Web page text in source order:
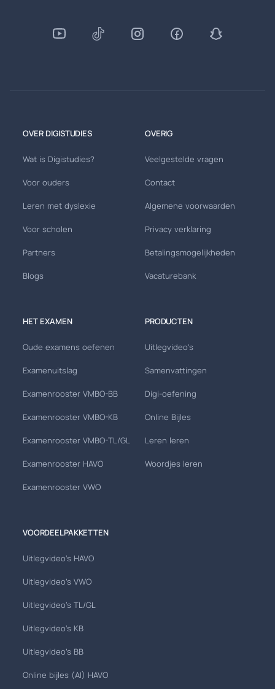
OVER DIGISTUDIES
Wat is Digistudies?
Voor ouders
Leren met dyslexie
Voor scholen
Partners
Blogs
OVERIG
Veelgestelde vragen
Contact
Algemene voorwaarden
Privacy verklaring
Betalingsmogelijkheden
Vacaturebank
HET EXAMEN
Oude examens oefenen
Examenuitslag
Examenrooster VMBO-BB
Examenrooster VMBO-KB
Examenrooster VMBO-TL/GL
Examenrooster HAVO
Examenrooster VWO
PRODUCTEN
Uitlegvideo's
Samenvattingen
Digi-oefening
Online Bijles
Leren leren
Woordjes leren
VOORDEELPAKKETTEN
Uitlegvideo's HAVO
Uitlegvideo's VWO
Uitlegvideo's TL/GL
Uitlegvideo's KB
Uitlegvideo's BB
Online bijles (AI) HAVO